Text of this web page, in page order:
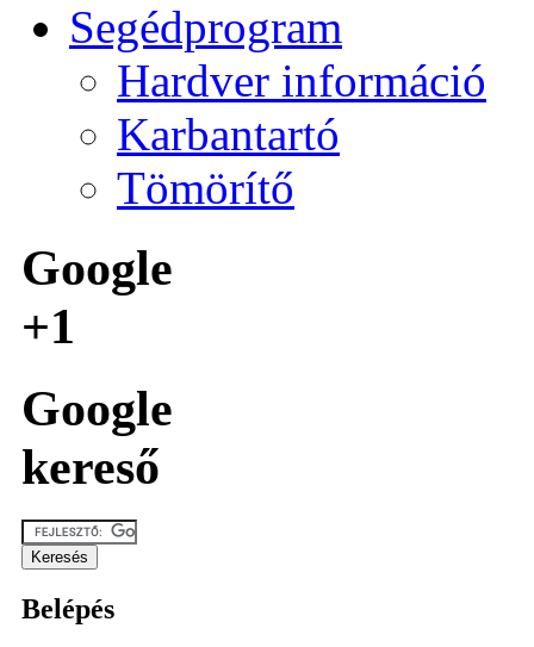
Segédprogram
Hardver információ
Karbantartó
Tömörítő
Google
+1
Google
kereső
Belépés